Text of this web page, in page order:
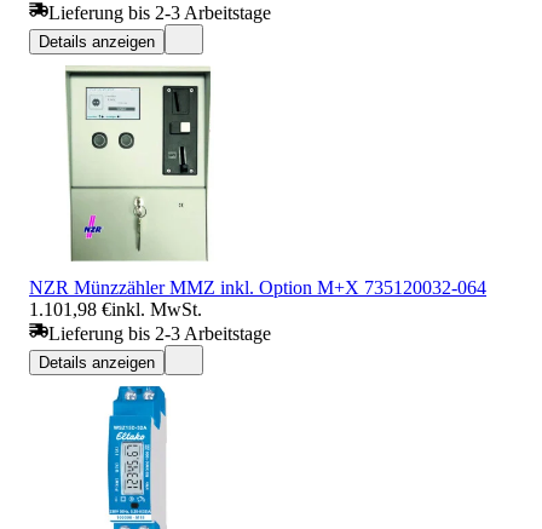
Lieferung bis 2-3 Arbeitstage
Details anzeigen
NZR Münzzähler MMZ inkl. Option M+X 735120032-064
1.101,98 €inkl. MwSt.
Lieferung bis 2-3 Arbeitstage
Details anzeigen